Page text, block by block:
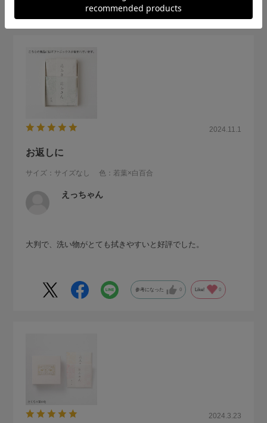
2024.11.1
お返しに
サイズ：サイズなし 色：若葉×白百合
えっちゃん
大判で、洗い物がとても拭きやすいと好評でした。
参考になった 0 Like! 0
2024.3.23